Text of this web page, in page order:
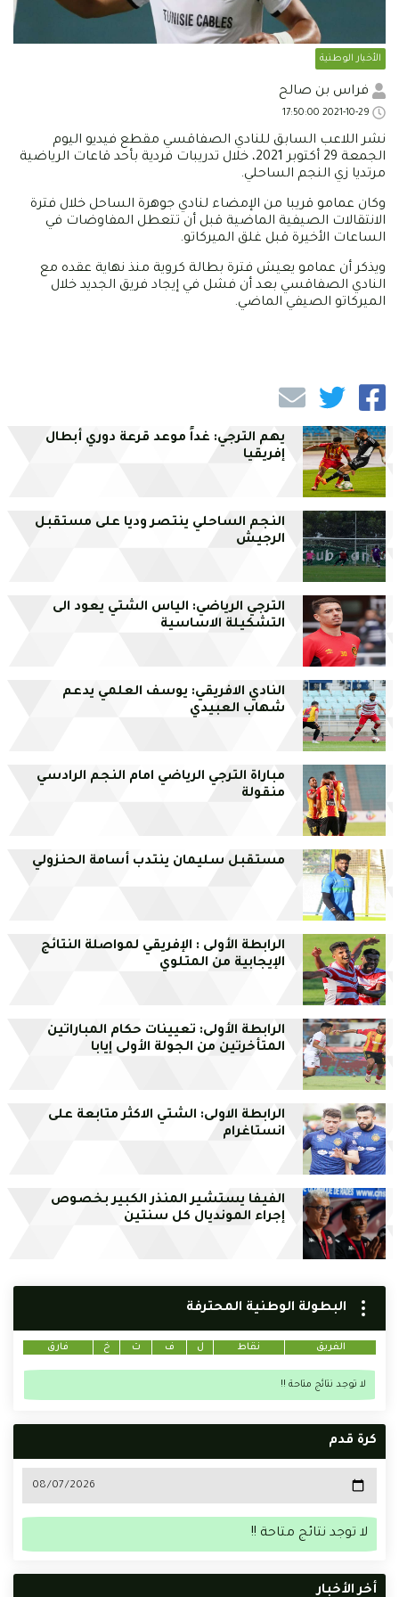
الأخبار الوطنية
فراس بن صالح
نشر اللاعب السابق للنادي الصفاقسي مقطع فيديو اليوم
الجمعة 29 أكتوبر 2021، خلال تدريبات فردية بأحد قاعات الرياضية
مرتديا زي النجم الساحلي.
وكان عمامو قريبا من الإمضاء لنادي جوهرة الساحل خلال فترة
الانتقالات الصيفية الماضية قبل أن تتعطل المفاوضات في
الساعات الأخيرة قبل غلق الميركاتو.
ويذكر أن عمامو يعيش فترة بطالة كروية منذ نهاية عقده مع
النادي الصفاقسي بعد أن فشل في إيجاد فريق الجديد خلال
الميركاتو الصيفي الماضي.
يهم الترجي: غداً موعد قرعة دوري أبطال
إفريقيا
النجم الساحلي ينتصر وديا على مستقبل
الرجيش
الترجي الرياضي: الياس الشتي يعود الى
التشكيلة الاساسية
النادي الافريقي: يوسف العلمي يدعم
شهاب العبيدي
مباراة الترجي الرياضي امام النجم الرادسي
منقولة
مستقبل سليمان ينتدب أسامة الحنزولي
الرابطة الأولى : الإفريقي لمواصلة النتائج
الإيجابية من المتلوي
الرابطة الأولى: تعيينات حكام المباراتين
المتأخرتين من الجولة الأولى إيابا
الرابطة الاولى: الشتي الاكثر متابعة على
انستاغرام
الفيفا يستشير المنذر الكبير بخصوص
إجراء المونديال كل سنتين
البطولة الوطنية المحترفة
الفريق نقاط ل ف ت خ فارق
لا توجد نتائج متاحة !!
كرة قدم
لا توجد نتائج متاحة !!
أخر الأخبار